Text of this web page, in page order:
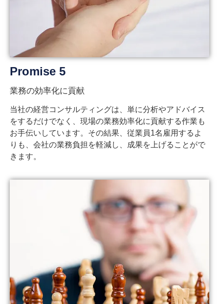
Promise 5
業務の効率化に貢献
当社の経営コンサルティングは、単に分析やアドバイス
をするだけでなく、現場の業務効率化に貢献する作業も
お手伝いしています。その結果、従業員1名雇用するよ
りも、会社の業務負担を軽減し、成果を上げることがで
きます。